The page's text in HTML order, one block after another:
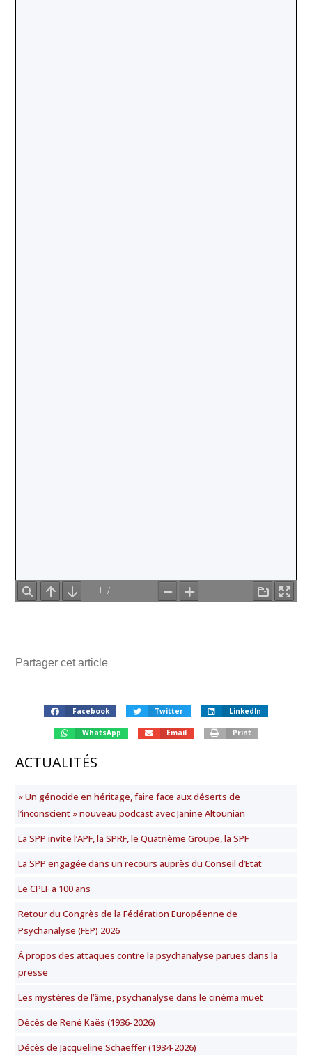
Partager cet article
Facebook Twitter LinkedIn
WhatsApp Email Print
ACTUALITÉS
« Un génocide en héritage, faire face aux déserts de
l’inconscient » nouveau podcast avec Janine Altounian
La SPP invite l’APF, la SPRF, le Quatrième Groupe, la SPF
La SPP engagée dans un recours auprès du Conseil d’Etat
Le CPLF a 100 ans
Retour du Congrès de la Fédération Européenne de
Psychanalyse (FEP) 2026
À propos des attaques contre la psychanalyse parues dans la
presse
Les mystères de l’âme, psychanalyse dans le cinéma muet
Décès de René Kaës (1936-2026)
Décès de Jacqueline Schaeffer (1934-2026)